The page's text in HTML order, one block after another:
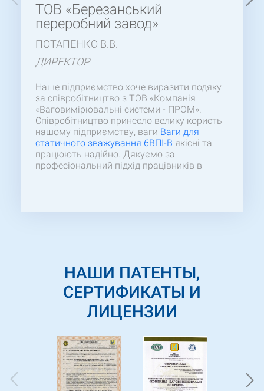
ТОВ «Березанський
переробний завод»
ПОТАПЕНКО В.В.
ДИРЕКТОР
Наше підприємство хоче виразити подяку
за співробітництво з ТОВ «Компанія
«Ваговимірювальні системи - ПРОМ».
Співробітництво принесло велику користь
нашому підприємству, ваги Ваги для
статичного зважування 6ВПІ-В якісні та
працюють надійно. Дякуємо за
професіональний підхід працівників в
НАШИ ПАТЕНТЫ,
СЕРТИФИКАТЫ И
ЛИЦЕНЗИИ